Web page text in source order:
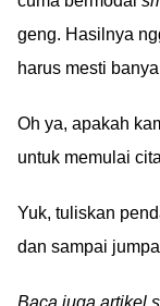
geng. Hasilnya
harus mesti
Oh ya, apakah
untuk memulai
Yuk, tuliskan
dan sampai